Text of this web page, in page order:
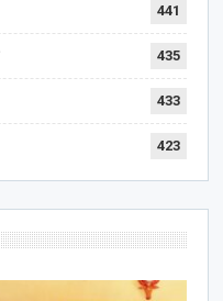
441
435
433
423